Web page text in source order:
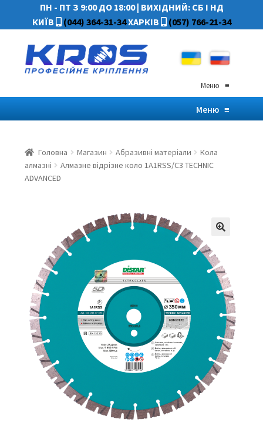
ПН - ПТ З 9:00 ДО 18:00| ВИХІДНИЙ: СБ І НД
КИЇВ
(044) 364-31-34ХАРКІВ (057) 766-21-34
Меню≡
Меню≡
Головна Магазин Абразивні матеріали
Кола
алмазні
Алмазне відрізне коло 1A1RSS/C3 TECHNIC
ADVANCED